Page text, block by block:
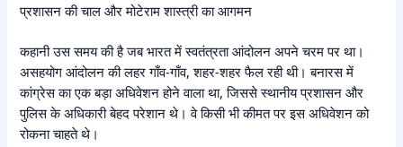
प्रशासन की चाल और मोटेराम शास्त्री का आगमन
कहानी उस समय की है जब भारत में स्वतंत्रता आंदोलन अपने चरम पर था।
असहयोग आंदोलन की लहर गाँव-गाँव, शहर-शहर फैल रही थी। बनारस में
कांग्रेस का एक बड़ा अधिवेशन होने वाला था, जिससे स्थानीय प्रशासन और
पुलिस के अधिकारी बेहद परेशान थे। वे किसी भी कीमत पर इस अधिवेशन को
रोकना चाहते थे।